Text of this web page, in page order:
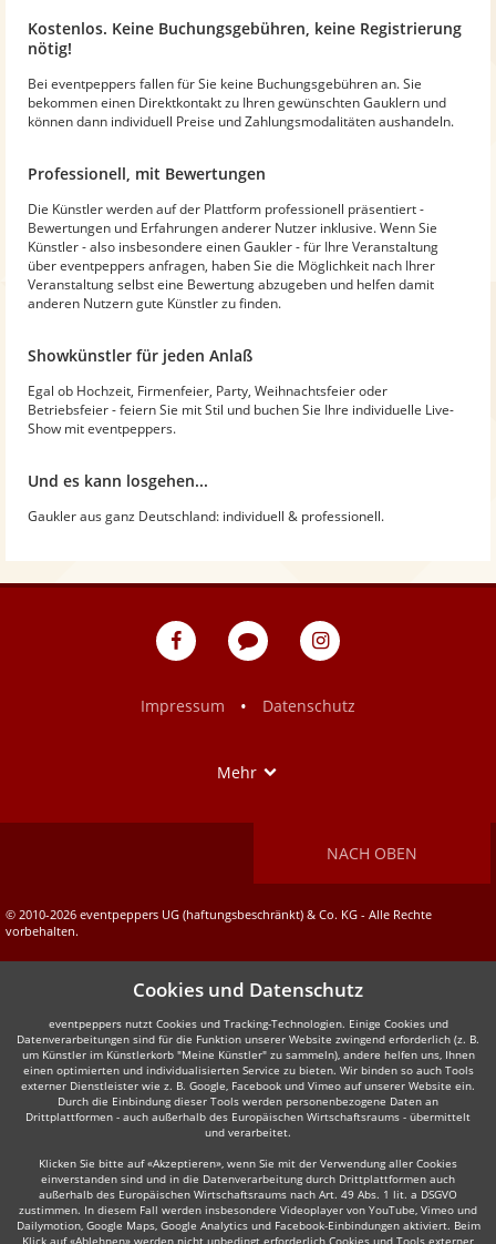
Kostenlos. Keine Buchungsgebühren, keine Registrierung
nötig!
Bei eventpeppers fallen für Sie keine Buchungsgebühren an. Sie
bekommen einen Direktkontakt zu Ihren gewünschten Gauklern und
können dann individuell Preise und Zahlungsmodalitäten aushandeln.
Professionell, mit Bewertungen
Die Künstler werden auf der Plattform professionell präsentiert -
Bewertungen und Erfahrungen anderer Nutzer inklusive. Wenn Sie
Künstler - also insbesondere einen Gaukler - für Ihre Veranstaltung
über eventpeppers anfragen, haben Sie die Möglichkeit nach Ihrer
Veranstaltung selbst eine Bewertung abzugeben und helfen damit
anderen Nutzern gute Künstler zu finden.
Showkünstler für jeden Anlaß
Egal ob Hochzeit, Firmenfeier, Party, Weihnachtsfeier oder
Betriebsfeier - feiern Sie mit Stil und buchen Sie Ihre individuelle Live-
Show mit eventpeppers.
Und es kann losgehen...
Gaukler aus ganz Deutschland: individuell & professionell.
eventpeppers
Blog
eventpeppers
Impressum
• Datenschutz
Mehr
NACH OBEN
© 2010-2026 eventpeppers UG (haftungsbeschränkt) & Co. KG - Alle Rechte
vorbehalten.
Cookies und Datenschutz
eventpeppers nutzt Cookies und Tracking-Technologien. Einige Cookies und
Datenverarbeitungen sind für die Funktion unserer Website zwingend erforderlich (z. B.
um Künstler im Künstlerkorb "Meine Künstler" zu sammeln), andere helfen uns, Ihnen
einen optimierten und individualisierten Service zu bieten. Wir binden so auch Tools
externer Dienstleister wie z. B. Google, Facebook und Vimeo auf unserer Website ein.
Durch die Einbindung dieser Tools werden personenbezogene Daten an
Drittplattformen - auch außerhalb des Europäischen Wirtschaftsraums - übermittelt
und verarbeitet.
Klicken Sie bitte auf «Akzeptieren», wenn Sie mit der Verwendung aller Cookies
einverstanden sind und in die Datenverarbeitung durch Drittplattformen auch
außerhalb des Europäischen Wirtschaftsraums nach Art. 49 Abs. 1 lit. a DSGVO
zustimmen. In diesem Fall werden insbesondere Videoplayer von YouTube, Vimeo und
Dailymotion, Google Maps, Google Analytics und Facebook-Einbindungen aktiviert. Beim
Klick auf «Ablehnen» werden nicht unbedingt erforderlich Cookies und Tools externer